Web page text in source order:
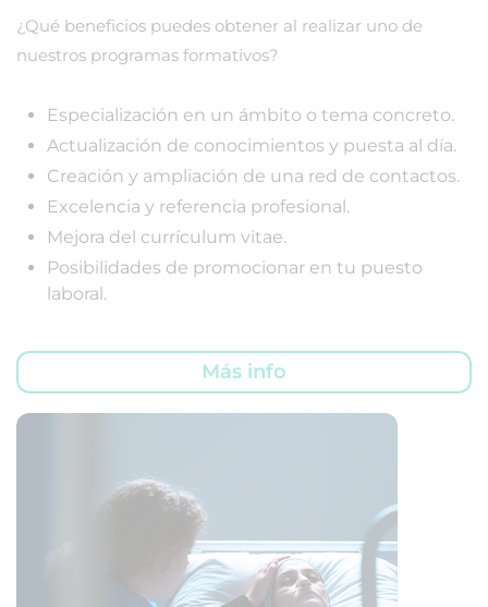
¿Qué beneficios puedes obtener al realizar uno de
nuestros programas formativos?
Especialización en un ámbito o tema concreto.
Actualización de conocimientos y puesta al día.
Creación y ampliación de una red de contactos.
Excelencia y referencia profesional.
Mejora del currículum vitae.
Posibilidades de promocionar en tu puesto
laboral.
Más info